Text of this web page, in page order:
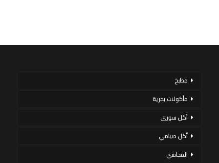
مطبخ
مأكولات بحرية
أكل سورى
أكل صيامي
المحاشي